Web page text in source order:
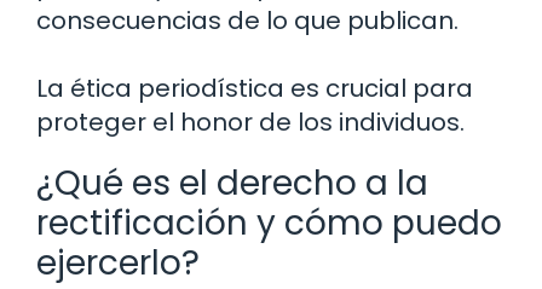
consecuencias de lo que publican.
La ética periodística es crucial para
proteger el honor de los individuos.
¿Qué es el derecho a la
rectificación y cómo puedo
ejercerlo?